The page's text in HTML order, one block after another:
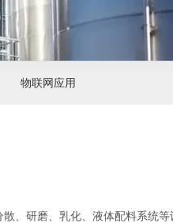
物联网应用
、研磨、乳化、液体配料系统等